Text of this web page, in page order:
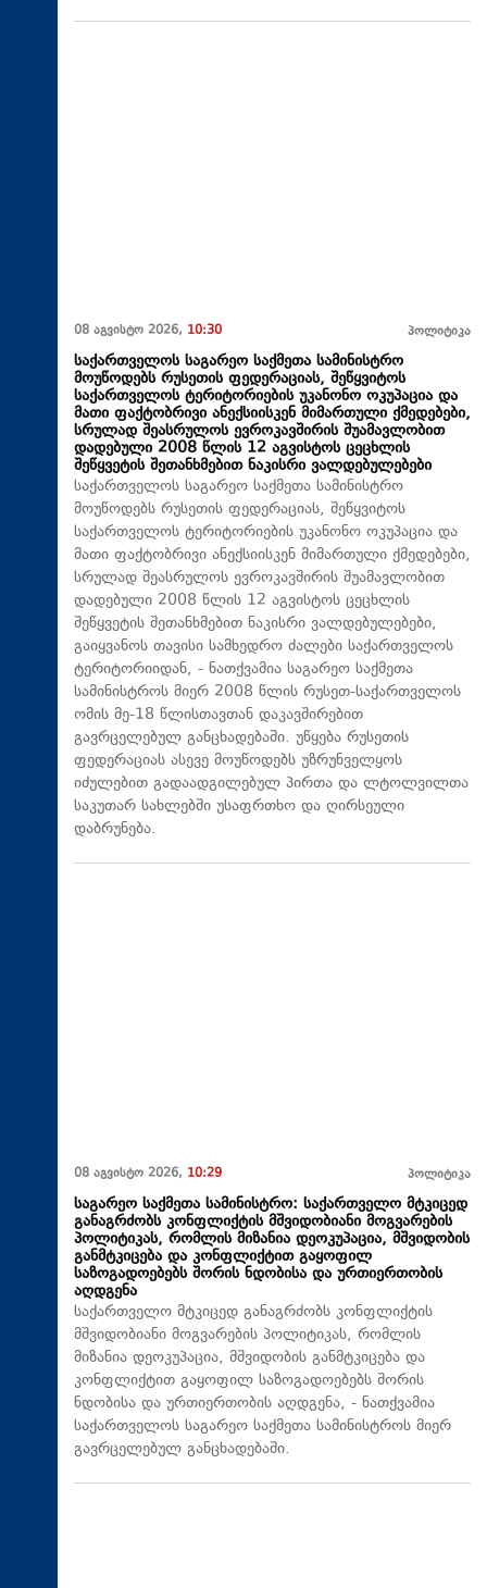
08 აგვისტო 2026, 10:30 პოლიტიკა
საქართველოს საგარეო საქმეთა სამინისტრო
მოუწოდებს რუსეთის ფედერაციას, შეწყვიტოს
საქართველოს ტერიტორიების უკანონო ოკუპაცია და
მათი ფაქტობრივი ანექსიისკენ მიმართული ქმედებები,
სრულად შეასრულოს ევროკავშირის შუამავლობით
დადებული 2008 წლის 12 აგვისტოს ცეცხლის
შეწყვეტის შეთანხმებით ნაკისრი ვალდებულებები
საქართველოს საგარეო საქმეთა სამინისტრო
მოუწოდებს რუსეთის ფედერაციას, შეწყვიტოს
საქართველოს ტერიტორიების უკანონო ოკუპაცია და
მათი ფაქტობრივი ანექსიისკენ მიმართული ქმედებები,
სრულად შეასრულოს ევროკავშირის შუამავლობით
დადებული 2008 წლის 12 აგვისტოს ცეცხლის
შეწყვეტის შეთანხმებით ნაკისრი ვალდებულებები,
გაიყვანოს თავისი სამხედრო ძალები საქართველოს
ტერიტორიიდან, - ნათქვამია საგარეო საქმეთა
სამინისტროს მიერ 2008 წლის რუსეთ-საქართველოს
ომის მე-18 წლისთავთან დაკავშირებით
გავრცელებულ განცხადებაში. უწყება რუსეთის
ფედერაციას ასევე მოუწოდებს უზრუნველყოს
იძულებით გადაადგილებულ პირთა და ლტოლვილთა
საკუთარ სახლებში უსაფრთხო და ღირსეული
დაბრუნება.
08 აგვისტო 2026, 10:29 პოლიტიკა
საგარეო საქმეთა სამინისტრო: საქართველო მტკიცედ
განაგრძობს კონფლიქტის მშვიდობიანი მოგვარების
პოლიტიკას, რომლის მიზანია დეოკუპაცია, მშვიდობის
განმტკიცება და კონფლიქტით გაყოფილ
საზოგადოებებს შორის ნდობისა და ურთიერთობის
აღდგენა
საქართველო მტკიცედ განაგრძობს კონფლიქტის
მშვიდობიანი მოგვარების პოლიტიკას, რომლის
მიზანია დეოკუპაცია, მშვიდობის განმტკიცება და
კონფლიქტით გაყოფილ საზოგადოებებს შორის
ნდობისა და ურთიერთობის აღდგენა, - ნათქვამია
საქართველოს საგარეო საქმეთა სამინისტროს მიერ
გავრცელებულ განცხადებაში.